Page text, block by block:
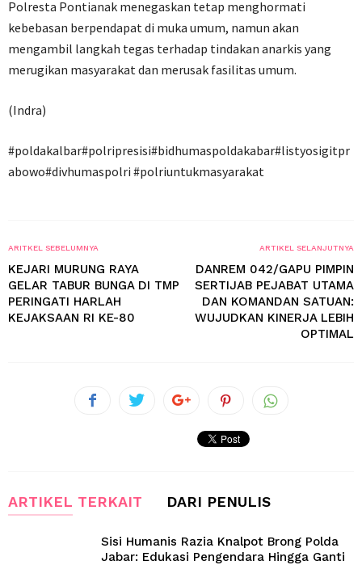
Polresta Pontianak menegaskan tetap menghormati
kebebasan berpendapat di muka umum, namun akan
mengambil langkah tegas terhadap tindakan anarkis yang
merugikan masyarakat dan merusak fasilitas umum.
(Indra)
#poldakalbar#polripresisi#bidhumaspoldakabar#listyosigitpr
abowo#divhumaspolri #polriuntukmasyarakat
ARITKEL SEBELUMNYA
KEJARI MURUNG RAYA
GELAR TABUR BUNGA DI TMP
PERINGATI HARLAH
KEJAKSAAN RI KE-80
ARTIKEL SELANJUTNYA
DANREM 042/GAPU PIMPIN
SERTIJAB PEJABAT UTAMA
DAN KOMANDAN SATUAN:
WUJUDKAN KINERJA LEBIH
OPTIMAL
ARTIKEL TERKAIT DARI PENULIS
Sisi Humanis Razia Knalpot Brong Polda
Jabar: Edukasi Pengendara Hingga Ganti